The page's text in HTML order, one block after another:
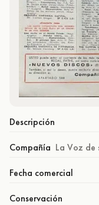
Descripción
Compañía La Voz de
Fecha comercial
Conservación